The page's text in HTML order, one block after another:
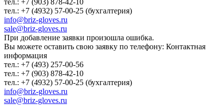
тел.: +7 (4932) 57-00-25 (бухгалтерия)
info@briz-gloves.ru
sale@briz-gloves.ru
При добавление заявки произошла ошибка.
Вы можете оставить свою заявку по телефону: Контактная
информация
тел.: +7 (493) 257-00-56
тел.: +7 (903) 878-42-10
тел.: +7 (4932) 57-00-25 (бухгалтерия)
info@briz-gloves.ru
sale@briz-gloves.ru